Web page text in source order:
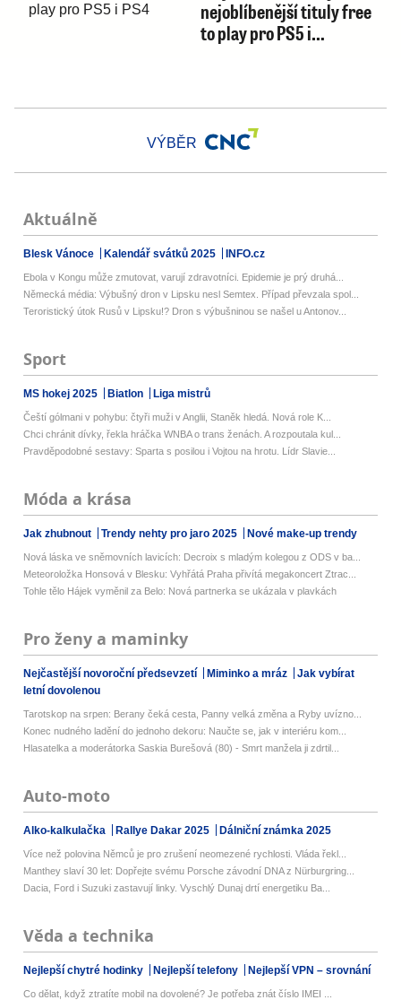
nejoblíbenější tituly free
to play pro PS5 i…
VÝBĚR
Aktuálně
Blesk Vánoce Kalendář svátků 2025 INFO.cz
Ebola v Kongu může zmutovat, varují zdravotníci. Epidemie je prý druhá...
Německá média: Výbušný dron v Lipsku nesl Semtex. Případ převzala spol...
Teroristický útok Rusů v Lipsku!? Dron s výbušninou se našel u Antonov...
Sport
MS hokej 2025 Biatlon Liga mistrů
Čeští gólmani v pohybu: čtyři muži v Anglii, Staněk hledá. Nová role K...
Chci chránit dívky, řekla hráčka WNBA o trans ženách. A rozpoutala kul...
Pravděpodobné sestavy: Sparta s posilou i Vojtou na hrotu. Lídr Slavie...
Móda a krása
Jak zhubnout Trendy nehty pro jaro 2025 Nové make-up trendy
Nová láska ve sněmovních lavicích: Decroix s mladým kolegou z ODS v ba...
Meteoroložka Honsová v Blesku: Vyhřátá Praha přivítá megakoncert Ztrac...
Tohle tělo Hájek vyměnil za Belo: Nová partnerka se ukázala v plavkách
Pro ženy a maminky
Nejčastější novoroční předsevzetí Miminko a mráz
Jak vybírat
letní dovolenou
Tarotskop na srpen: Berany čeká cesta, Panny velká změna a Ryby uvízno...
Konec nudného ladění do jednoho dekoru: Naučte se, jak v interiéru kom...
Hlasatelka a moderátorka Saskia Burešová (80) - Smrt manžela ji zdrtil...
Auto-moto
Alko-kalkulačka Rallye Dakar 2025 Dálniční známka 2025
Více než polovina Němců je pro zrušení neomezené rychlosti. Vláda řekl...
Manthey slaví 30 let: Dopřejte svému Porsche závodní DNA z Nürburgring...
Dacia, Ford i Suzuki zastavují linky. Vyschlý Dunaj drtí energetiku Ba...
Věda a technika
Nejlepší chytré hodinky Nejlepší telefony Nejlepší VPN – srovnání
Co dělat, když ztratíte mobil na dovolené? Je potřeba znát číslo IMEI ...